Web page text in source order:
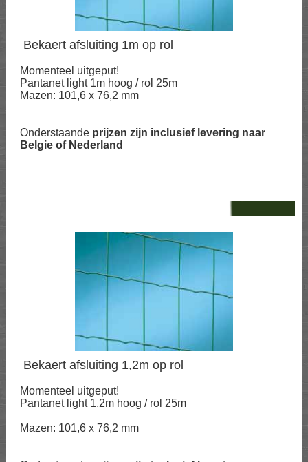
Bekaert afsluiting 1m op rol
Momenteel uitgeput!
Pantanet light 1m hoog / rol 25m
Mazen: 101,6 x 76,2 mm
Onderstaande prijzen zijn inclusief levering naar
Belgie of Nederland
--
Bekaert afsluiting 1,2m op rol
Momenteel uitgeput!
Pantanet light 1,2m hoog / rol 25m
Mazen: 101,6 x 76,2 mm